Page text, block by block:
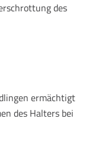
des
ermächtigt
des Halters bei